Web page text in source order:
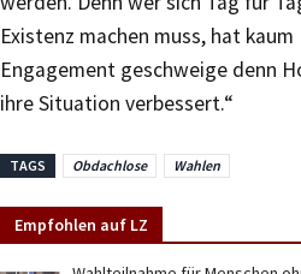
Existenz machen muss, hat
Engagement geschweige denn
ihre Situation verbessert.“
TAGS Obdachlose Wahlen
Empfohlen auf LZ